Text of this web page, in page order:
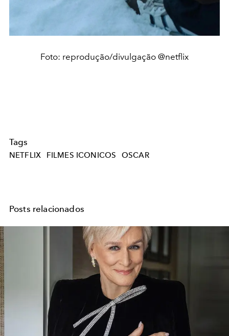
Foto: reprodução/divulgação @netflix
Tags
NETFLIX FILMES ICONICOS OSCAR
Posts relacionados